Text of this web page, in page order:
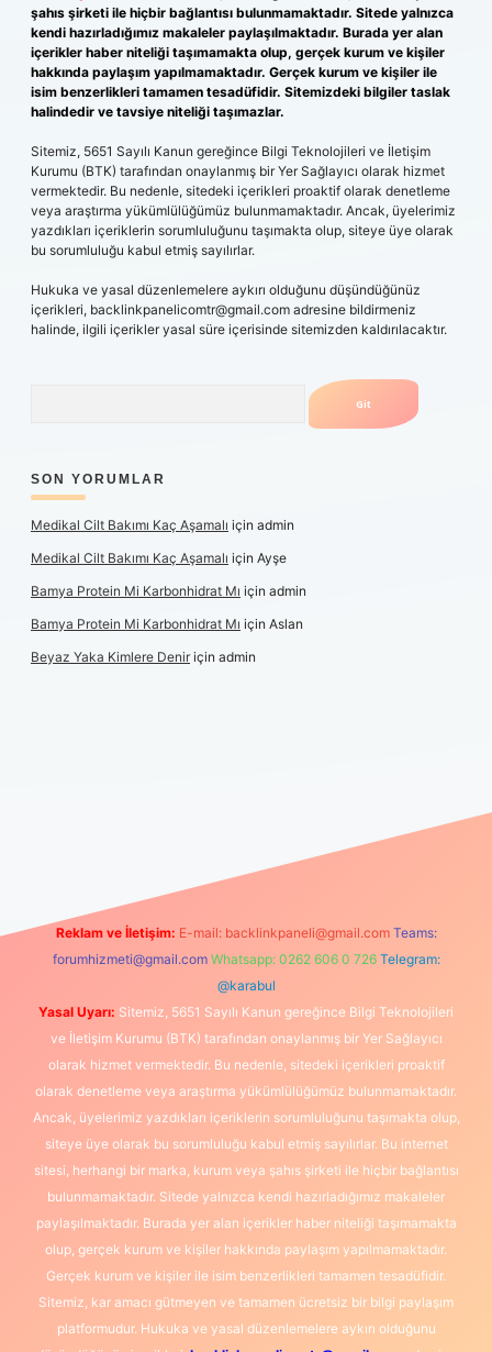
şahıs şirketi ile hiçbir bağlantısı bulunmamaktadır. Sitede yalnızca
kendi hazırladığımız makaleler paylaşılmaktadır. Burada yer alan
içerikler haber niteliği taşımamakta olup, gerçek kurum ve kişiler
hakkında paylaşım yapılmamaktadır. Gerçek kurum ve kişiler ile
isim benzerlikleri tamamen tesadüfidir. Sitemizdeki bilgiler taslak
halindedir ve tavsiye niteliği taşımazlar.
Sitemiz, 5651 Sayılı Kanun gereğince Bilgi Teknolojileri ve İletişim
Kurumu (BTK) tarafından onaylanmış bir Yer Sağlayıcı olarak hizmet
vermektedir. Bu nedenle, sitedeki içerikleri proaktif olarak denetleme
veya araştırma yükümlülüğümüz bulunmamaktadır. Ancak, üyelerimiz
yazdıkları içeriklerin sorumluluğunu taşımakta olup, siteye üye olarak
bu sorumluluğu kabul etmiş sayılırlar.
Hukuka ve yasal düzenlemelere aykırı olduğunu düşündüğünüz
içerikleri, backlinkpanelicomtr@gmail.com adresine bildirmeniz
halinde, ilgili içerikler yasal süre içerisinde sitemizden kaldırılacaktır.
SON YORUMLAR
Medikal Cilt Bakımı Kaç Aşamalı için admin
Medikal Cilt Bakımı Kaç Aşamalı için Ayşe
Bamya Protein Mi Karbonhidrat Mı için admin
Bamya Protein Mi Karbonhidrat Mı için Aslan
Beyaz Yaka Kimlere Deniriçin admin
Reklam ve İletişim: E-mail: backlinkpaneli@gmail.com Teams:
forumhizmeti@gmail.com Whatsapp: 0262 606 0 726 Telegram:
@karabul
Yasal Uyarı: Sitemiz, 5651 Sayılı Kanun gereğince Bilgi Teknolojileri
ve İletişim Kurumu (BTK) tarafından onaylanmış bir Yer Sağlayıcı
olarak hizmet vermektedir. Bu nedenle, sitedeki içerikleri proaktif
olarak denetleme veya araştırma yükümlülüğümüz bulunmamaktadır.
Ancak, üyelerimiz yazdıkları içeriklerin sorumluluğunu taşımakta olup,
siteye üye olarak bu sorumluluğu kabul etmiş sayılırlar. Bu internet
sitesi, herhangi bir marka, kurum veya şahıs şirketi ile hiçbir bağlantısı
bulunmamaktadır. Sitede yalnızca kendi hazırladığımız makaleler
paylaşılmaktadır. Burada yer alan içerikler haber niteliği taşımamakta
olup, gerçek kurum ve kişiler hakkında paylaşım yapılmamaktadır.
Gerçek kurum ve kişiler ile isim benzerlikleri tamamen tesadüfidir.
Sitemiz, kar amacı gütmeyen ve tamamen ücretsiz bir bilgi paylaşım
platformudur. Hukuka ve yasal düzenlemelere aykırı olduğunu